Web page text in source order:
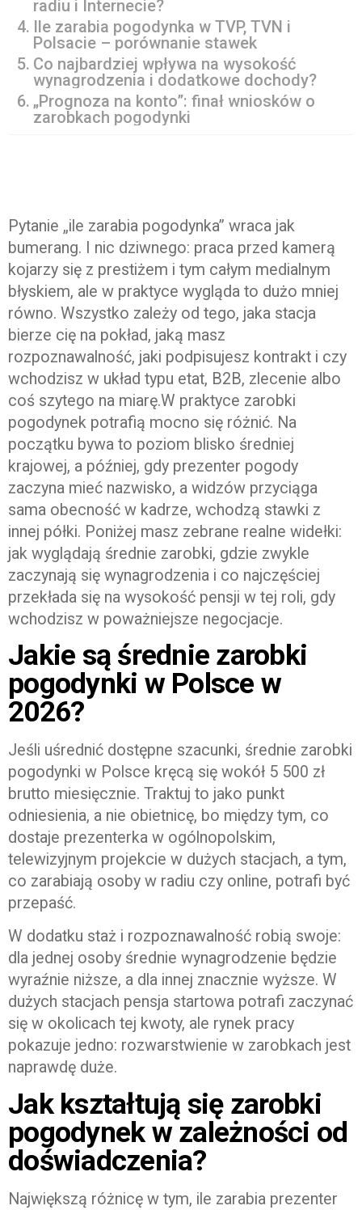
radiu i Internecie?
Ile zarabia pogodynka w TVP, TVN i
Polsacie – porównanie stawek
Co najbardziej wpływa na wysokość
wynagrodzenia i dodatkowe dochody?
„Prognoza na konto”: finał wniosków o
zarobkach pogodynki
Pytanie „ile zarabia pogodynka” wraca jak
bumerang. I nic dziwnego: praca przed kamerą
kojarzy się z prestiżem i tym całym medialnym
błyskiem, ale w praktyce wygląda to dużo mniej
równo. Wszystko zależy od tego, jaka stacja
bierze cię na pokład, jaką masz
rozpoznawalność, jaki podpisujesz kontrakt i czy
wchodzisz w układ typu etat, B2B, zlecenie albo
coś szytego na miarę.W praktyce zarobki
pogodynek potrafią mocno się różnić. Na
początku bywa to poziom blisko średniej
krajowej, a później, gdy prezenter pogody
zaczyna mieć nazwisko, a widzów przyciąga
sama obecność w kadrze, wchodzą stawki z
innej półki. Poniżej masz zebrane realne widełki:
jak wyglądają średnie zarobki, gdzie zwykle
zaczynają się wynagrodzenia i co najczęściej
przekłada się na wysokość pensji w tej roli, gdy
wchodzisz w poważniejsze negocjacje.
Jakie są średnie zarobki
pogodynki w Polsce w
2026?
Jeśli uśrednić dostępne szacunki, średnie zarobki
pogodynki w Polsce kręcą się wokół 5 500 zł
brutto miesięcznie. Traktuj to jako punkt
odniesienia, a nie obietnicę, bo między tym, co
dostaje prezenterka w ogólnopolskim,
telewizyjnym projekcie w dużych stacjach, a tym,
co zarabiają osoby w radiu czy online, potrafi być
przepaść.
W dodatku staż i rozpoznawalność robią swoje:
dla jednej osoby średnie wynagrodzenie będzie
wyraźnie niższe, a dla innej znacznie wyższe. W
dużych stacjach pensja startowa potrafi zaczynać
się w okolicach tej kwoty, ale rynek pracy
pokazuje jedno: rozwarstwienie w zarobkach jest
naprawdę duże.
Jak kształtują się zarobki
pogodynek w zależności od
doświadczenia?
Największą różnicę w tym, ile zarabia prezenter